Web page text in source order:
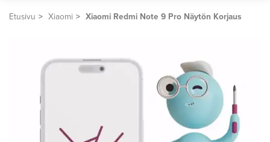
Etusivu Xiaomi Xiaomi Redmi Note 9 Pro Näytön Korjaus